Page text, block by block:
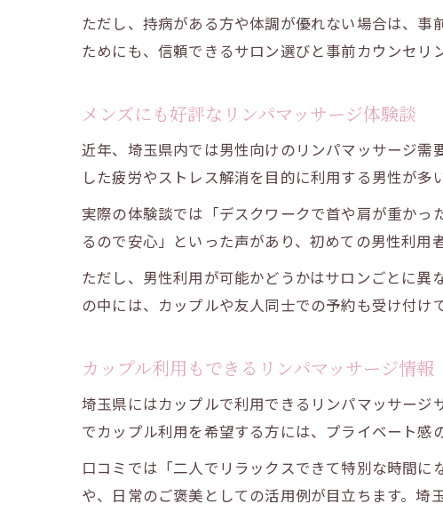
ただし、持病がある方や体調が優れない場合は、
ためにも、信頼できるサロン選びと事前カウンセリ
メンズにも好評なリンパマッサージ体験談
近年、埼玉県内では男性向けのリンパマッサージ需
した疲労やストレス解消を目的に利用する男性が多
実際の体験談では「デスクワークで首や肩が重か
るので安心」といった声があり、初めての男性利用
ただし、男性利用が可能かどうかはサロンごとに
の中には、カップルや友人同士での予約も受け付け
カップル利用もできるリンパマッサージ情報
埼玉県にはカップルで利用できるリンパマッサー
でカップル利用を希望する方には、プライベート感
口コミでは「二人でリラックスできて特別な時間
や、日常のご褒美としての活用例が目立ちます。埼